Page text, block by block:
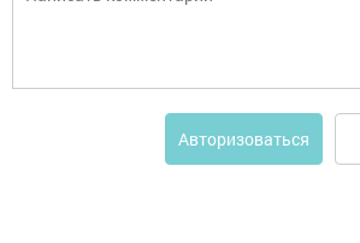
Авторизоваться